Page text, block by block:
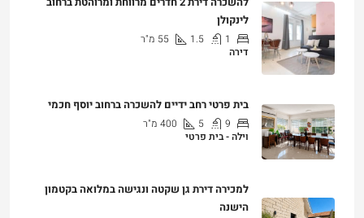
לינקולן
1
1.5
55 מ"ר
דירה
בית פרטי רחב ידיים להשכרה ברחוב יוסף חכמי
9
5
400 מ"ר
וילה - בית פרטי
למכירה דירת גן שקטה ונגישה במלואה בקטמון
הישנה